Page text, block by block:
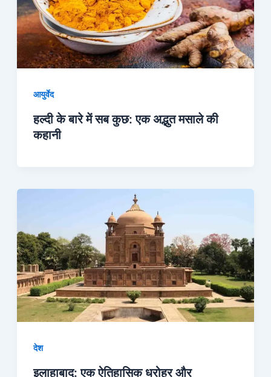
आयुर्वेद
हल्दी के बारे में सब कुछ: एक अद्भुत मसाले की
कहानी
देश
इलाहाबाद: एक ऐतिहासिक धरोहर और